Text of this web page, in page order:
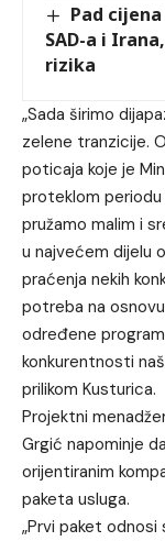
Pad
SAD-a i
rizika
„Sada širimo
zelene tranzicije.
poticaja koje je
proteklom periodu
pružamo malim i
u najvećem dijelu
praćenja nekih
potreba na
određene
konkurentnosti
prilikom Kusturica.
Projektni
Grgić napominje
orijentiranim
paketa usluga.
„Prvi paket